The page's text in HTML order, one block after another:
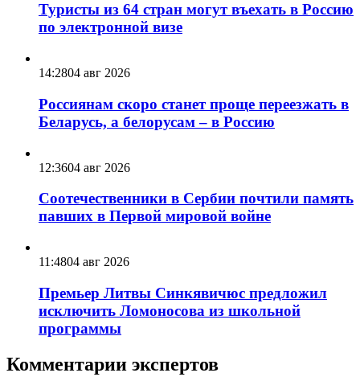
Туристы из 64 стран могут въехать в Россию
по электронной визе
14:2804 авг 2026
Россиянам скоро станет проще переезжать в
Беларусь, а белорусам – в Россию
12:3604 авг 2026
Соотечественники в Сербии почтили память
павших в Первой мировой войне
11:4804 авг 2026
Премьер Литвы Синкявичюс предложил
исключить Ломоносова из школьной
программы
Комментарии экспертов